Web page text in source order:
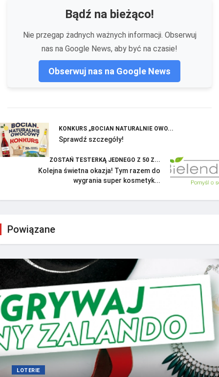
Bądź na bieżąco!
Nie przegap żadnych ważnych informacji. Obserwuj
nas na Google News, aby być na czasie!
Obserwuj nas na Google News
KONKURS „BOCIAN NATURALNIE OWO...
Sprawdź szczegóły!
ZOSTAŃ TESTERKĄ JEDNEGO Z 50 Z...
Kolejna świetna okazja! Tym razem do
wygrania super kosmetyk...
Powiązane
LOTERIE